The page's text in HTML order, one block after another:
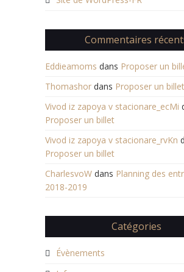
Commentaires
Eddieamoms dans Proposer un
Thomashor dans Proposer un billet
Vivod iz zapoya v stacionare_ecMi
Proposer un billet
Vivod iz zapoya v stacionare_rvKn
Proposer un billet
CharlesvoW dans Planning des
2018-2019
Catégories
Évènements